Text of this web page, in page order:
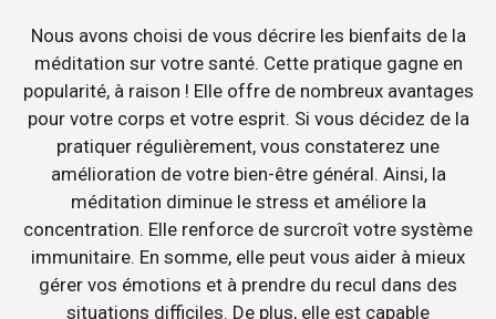
Nous avons choisi de vous décrire les bienfaits de la
méditation sur votre santé. Cette pratique gagne en
popularité, à raison ! Elle offre de nombreux avantages
pour votre corps et votre esprit. Si vous décidez de la
pratiquer régulièrement, vous constaterez une
amélioration de votre bien-être général. Ainsi, la
méditation diminue le stress et améliore la
concentration. Elle renforce de surcroît votre système
immunitaire. En somme, elle peut vous aider à mieux
gérer vos émotions et à prendre du recul dans des
situations difficiles. De plus, elle est capable